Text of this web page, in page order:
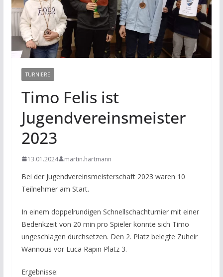
TURNIERE
Timo Felis ist
Jugendvereinsmeister
2023
13.01.2024 martin.hartmann
Bei der Jugendvereinsmeisterschaft 2023 waren 10
Teilnehmer am Start.
In einem doppelrundigen Schnellschachturnier mit einer
Bedenkzeit von 20 min pro Spieler konnte sich Timo
ungeschlagen durchsetzen. Den 2. Platz belegte Zuheir
Wannous vor Luca Rapin Platz 3.
Ergebnisse: